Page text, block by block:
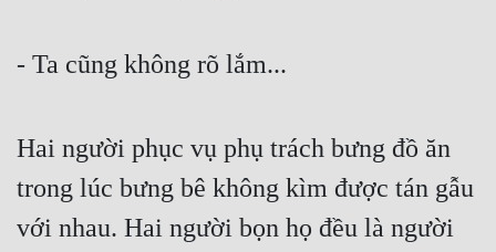
- Ta cũng không rõ lắm...
Hai người phục vụ phụ trách bưng đồ ăn
trong lúc bưng bê không kìm được tán gẫu
với nhau. Hai người bọn họ đều là người